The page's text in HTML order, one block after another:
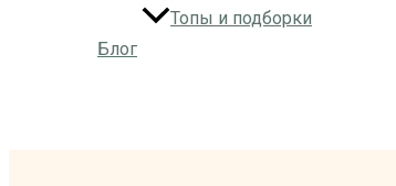
Топы и подборки
Блог